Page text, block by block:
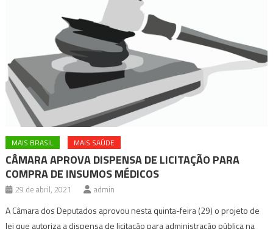
MAIS BRASIL MAIS SAÚDE
CÂMARA APROVA DISPENSA DE LICITAÇÃO PARA
COMPRA DE INSUMOS MÉDICOS
29 de abril, 2021 admin
A Câmara dos Deputados aprovou nesta quinta-feira (29) o projeto de
lei que autoriza a dispensa de licitação para administração pública na